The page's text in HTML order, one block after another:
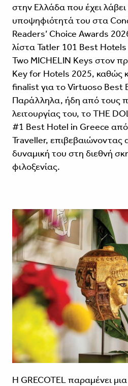
στην Ελλάδα που έχει
υποψηφιότητά του στα
Readers’ Choice Awards
λίστα Tatler 101 Best
Two MICHELIN Keys στον
Key for Hotels 2025, καθώς
finalist για το Virtuoso Best
Παράλληλα, ήδη από τους
λειτουργίας του, το THE
#1 Best Hotel in Greece
Traveller, επιβεβαιώνοντας
δυναμική του στη διεθνή
φιλοξενίας.
Η GRECOTEL παραμένει